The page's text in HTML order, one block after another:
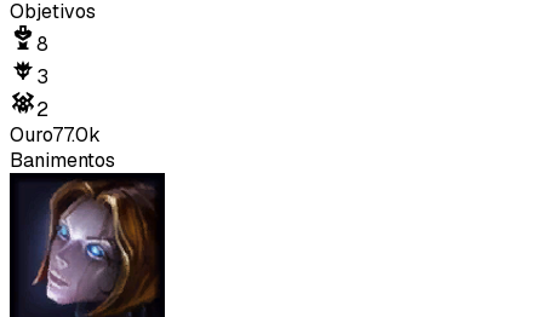
Objetivos
8
3
2
Ouro77.0k
Banimentos